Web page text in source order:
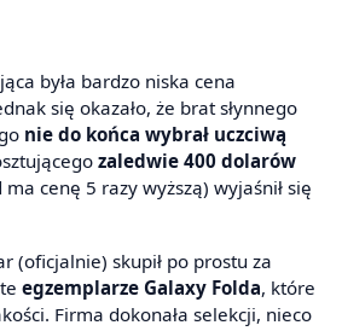
była bardzo niska cena
się okazało, że brat słynnego
nie do końca wybrał uczciwą
zaledwie 400 dolarów
cenę 5 razy wyższą) wyjaśnił się
(oficjalnie) skupił po prostu za
egzemplarze Galaxy Folda, które
Firma dokonała selekcji, nieco